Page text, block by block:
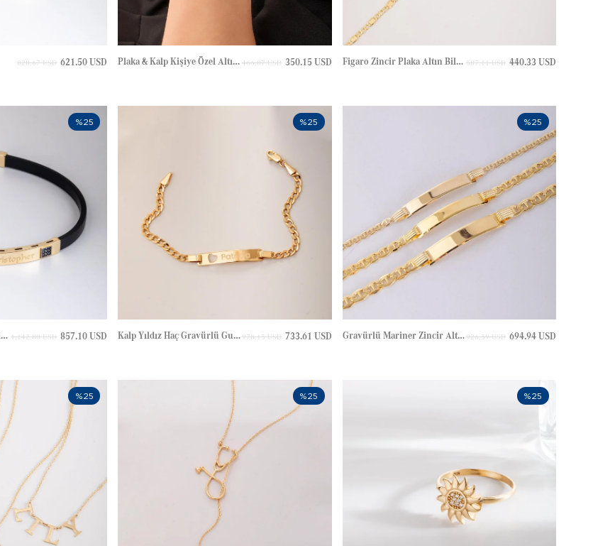
621.50 USD
828.67 USD Plaka & Kalp Kişiye Özel Altın Bileklik 350.15 USD
466.87 USD Figaro Zincir Plaka Altın Bileklik 440.33 USD
587.11 USD
Kişiye Özel İsim Yazılı Altın Erkek Bilekliği 857.10 USD
1,142.80 USD
%25
Kalp Yıldız Haç Gravürlü Gurmet Zincir Altın Bileklik 733.61 USD
978.15 USD
%25
Gravürlü Mariner Zincir Altın Bileklik 694.94 USD
926.59 USD
%25
%25 %25 %25